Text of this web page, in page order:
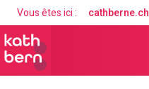
Vous êtes ici : cathberne.ch